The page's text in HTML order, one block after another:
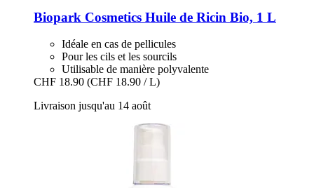
Biopark Cosmetics Huile de Ricin Bio, 1 L
Idéale en cas de pellicules
Pour les cils et les sourcils
Utilisable de manière polyvalente
CHF 18.90 (CHF 18.90 / L)
Livraison jusqu'au 14 août